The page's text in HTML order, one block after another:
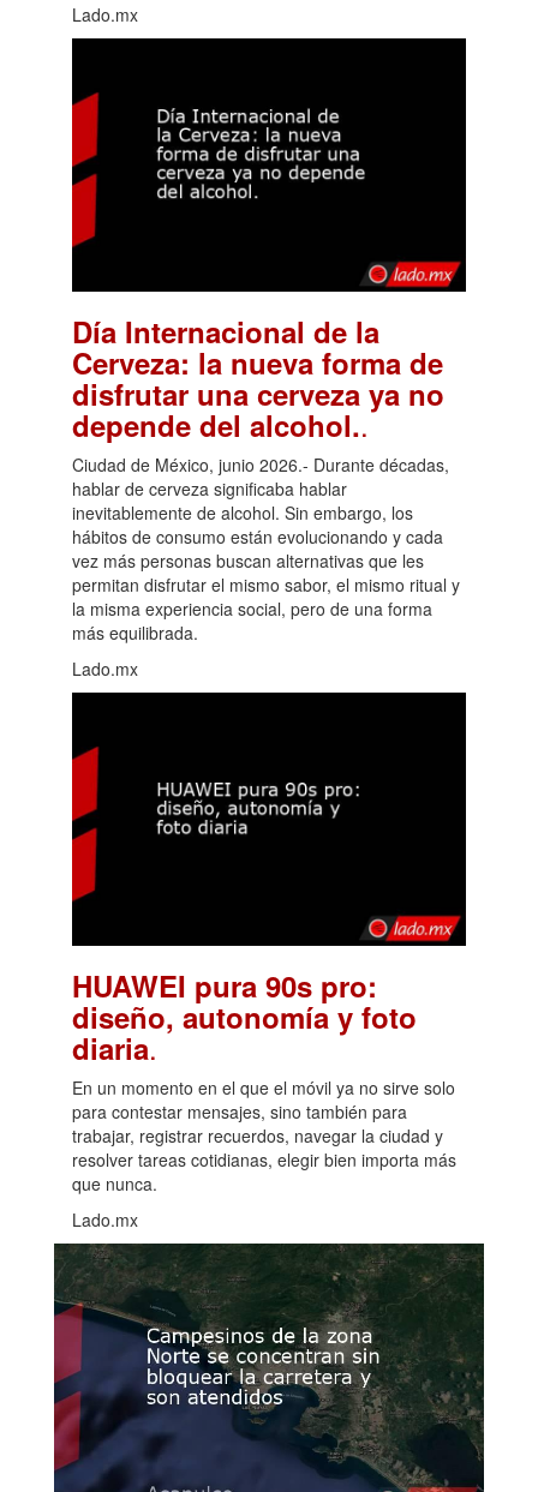
Lado.mx
Día Internacional de la
Cerveza: la nueva forma de
disfrutar una cerveza ya no
depende del alcohol..
Ciudad de México, junio 2026.- Durante décadas,
hablar de cerveza significaba hablar
inevitablemente de alcohol. Sin embargo, los
hábitos de consumo están evolucionando y cada
vez más personas buscan alternativas que les
permitan disfrutar el mismo sabor, el mismo ritual y
la misma experiencia social, pero de una forma
más equilibrada.
Lado.mx
HUAWEI pura 90s pro:
diseño, autonomía y foto
diaria.
En un momento en el que el móvil ya no sirve solo
para contestar mensajes, sino también para
trabajar, registrar recuerdos, navegar la ciudad y
resolver tareas cotidianas, elegir bien importa más
que nunca.
Lado.mx